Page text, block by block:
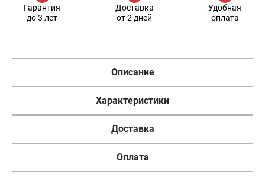
Гарантия
до 3 лет
Доставка
от 2 дней
Удобная
оплата
Описание
Характеристики
Доставка
Оплата